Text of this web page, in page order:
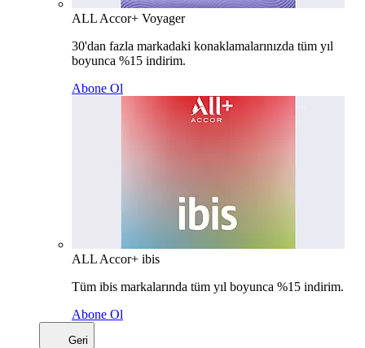
ALL Accor+ Voyager
30'dan fazla markadaki konaklamalarınızda tüm yıl
boyunca %15 indirim.
Abone Ol
ALL Accor+ ibis
Tüm ibis markalarında tüm yıl boyunca %15 indirim.
Abone Ol
Geri